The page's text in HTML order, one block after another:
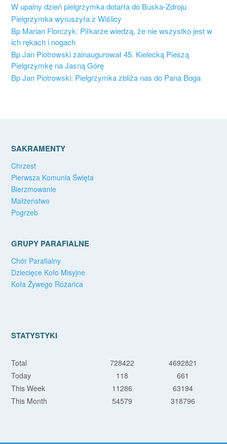
W upalny dzień pielgrzymka dotarła do Buska-Zdroju
Pielgrzymka wyruszyła z Wiślicy
Bp Marian Florczyk: Piłkarze wiedzą, że nie wszystko jest w
ich rękach i nogach
Bp Jan Piotrowski zainaugurował 45. Kielecką Pieszą
Pielgrzymkę na Jasną Górę
Bp Jan Piotrowski: Pielgrzymka zbliża nas do Pana Boga
SAKRAMENTY
Chrzest
Pierwsza Komunia Święta
Bierzmowanie
Małżeństwo
Pogrzeb
GRUPY PARAFIALNE
Chór Parafialny
Dziecięce Koło Misyjne
Koła Żywego Różańca
STATYSTYKI
Total 728422
4692821
Today
118
661
This Week
11286
63194
This Month
54579 318796